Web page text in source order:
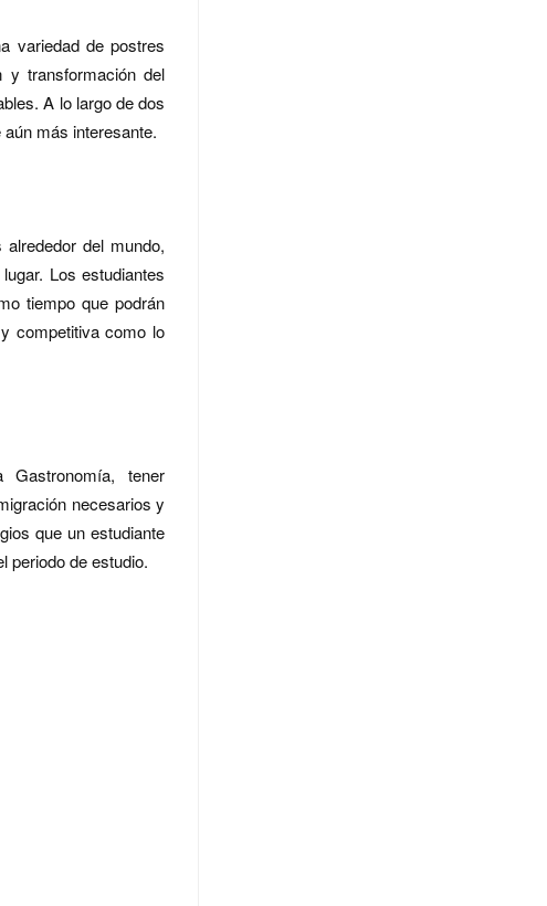
variedad de postres
y transformación del
A lo largo de dos
más interesante.
del mundo,
Los estudiantes
tiempo que podrán
competitiva como lo
tener
necesarios y
que un estudiante
periodo de estudio.